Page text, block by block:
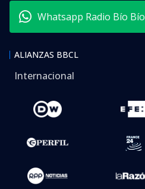
Whatsapp Radio Bío Bío
ALIANZAS BBCL
Internacional